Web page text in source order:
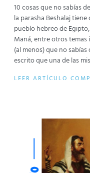
10 cosas que no sabías
la parasha Beshalaj
pueblo hebreo de
Maná, entre otros temas
(al menos) que no sabías
escrito que una de las
LEER ARTÍCULO